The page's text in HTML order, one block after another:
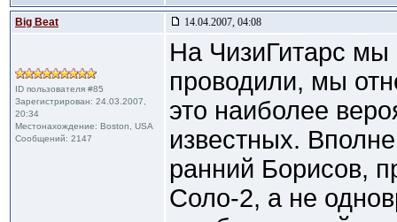
Big Beat 14.04.2007, 04:08
ID пользователя #85
Зарегистрирован: 24.03.2007,
20:34
Местонахождение: Boston, USA
Сообщений: 2147
На ЧизиГитарс мы
проводили, мы
это наиболее
известных.
ранний Борисов,
Соло-2, а не